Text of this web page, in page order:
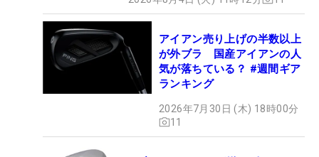
アイアン売り上げの半数以上
が外ブラ 国産アイアンの人
気が落ちている？ #週間ギア
ランキング
2026年7月30日 (木) 18時00分
11